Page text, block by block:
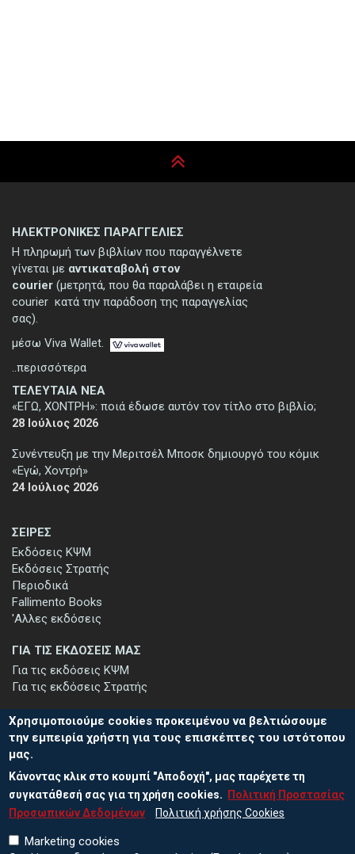
ΣΕΙΡΕΣ
Εκδόσεις ΚΨΜ
Εκδόσεις Στρατής
Περιοδικά
Fallimento Books
'Αλλες εκδόσεις
ΤΕΛΕΥΤΑΙΑ ΝΕΑ
«ΕΓΩ, ΧΟΝΤΡΗ»: ποιά έδωσε αυτόν τον τίτλο στο βιβλίο;
28 Ιούλιος 2026
Συνέντευξη με την Μεριτσέλ Μποσκ δημιουργό του κόμικ
«Εγώ, Χοντρή»
24 Ιούλιος 2026
ΓΙΑ ΤΙΣ ΕΚΔΟΣΕΙΣ ΜΑΣ
Για τις εκδόσεις ΚΨΜ
Για τις εκδόσεις Στρατής
ΗΛΕΚΤΡΟΝΙΚΕΣ ΠΑΡΑΓΓΕΛΙΕΣ
Η πληρωμή των βιβλίων που παραγγέλνετε
γίνεται με αντικαταβολή στον
courier (μετρητά, που θα παραλάβει η εταιρεία
courier κατά την παράδοση της παραγγελίας
σας).
μέσω Viva Wallet.
..περισσότερα
ΕΓΓΡΑΦΗ ΣΤΟ ΕΝΗΜΕΡΩΤΙΚΟ ΔΕΛΤΙΟ
Μείνετε ενημερωμένοι για τις νέες εκδόσεις μας και τις εκδηλώσεις
μας - εγγραφείτε στο ενημερωτικό μας δελτίο.
Χρησιμοποιούμε cookies προκειμένου να βελτιώσουμε
την εμπειρία χρήστη για τους επισκέπτες του ιστότοπου
μας.
Κάνοντας κλικ στο κουμπί "Αποδοχή", μας παρέχετε τη
συγκατάθεσή σας για τη χρήση cookies.
Πολιτική Προστασίας
Προσωπικών Δεδομένων
Πολιτική χρήσης Cookies
Marketing cookies